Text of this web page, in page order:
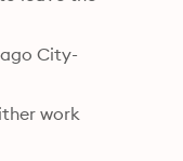
City-
work